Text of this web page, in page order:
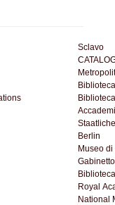
Sclavo
Berlin
Museo
Royal
National